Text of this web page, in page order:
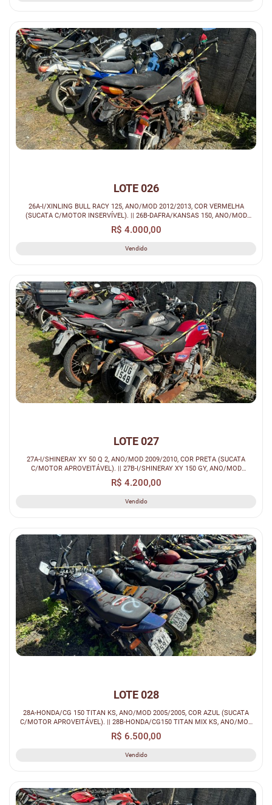
LOTE 026
26A-I/XINLING BULL RACY 125, ANO/MOD 2012/2013, COR VERMELHA
(SUCATA C/MOTOR INSERVÍVEL). || 26B-DAFRA/KANSAS 150, ANO/MOD
2010/2011, COR PR...
R$ 4.000,00
Vendido
LOTE 027
27A-I/SHINERAY XY 50 Q 2, ANO/MOD 2009/2010, COR PRETA (SUCATA
C/MOTOR APROVEITÁVEL). || 27B-I/SHINERAY XY 150 GY, ANO/MOD
2011/2012, COR VE...
R$ 4.200,00
Vendido
LOTE 028
28A-HONDA/CG 150 TITAN KS, ANO/MOD 2005/2005, COR AZUL (SUCATA
C/MOTOR APROVEITÁVEL). || 28B-HONDA/CG150 TITAN MIX KS, ANO/MOD
2010/2010, CO...
R$ 6.500,00
Vendido